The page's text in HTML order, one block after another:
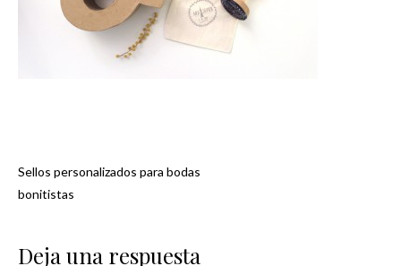
Navegación
Sellos personalizados para bodas
bonitistas
Deja una respuesta